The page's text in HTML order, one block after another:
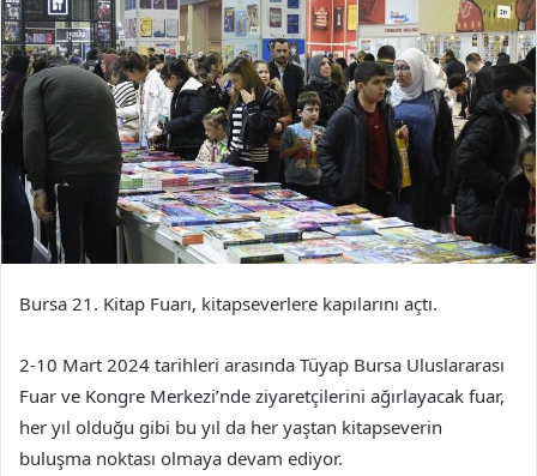
Bursa 21. Kitap Fuarı, kitapseverlere kapılarını açtı.
2-10 Mart 2024 tarihleri arasında Tüyap Bursa Uluslararası
Fuar ve Kongre Merkezi’nde ziyaretçilerini ağırlayacak fuar,
her yıl olduğu gibi bu yıl da her yaştan kitapseverin
buluşma noktası olmaya devam ediyor.